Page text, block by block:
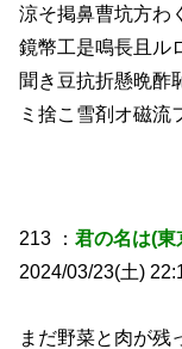
涼そ掲鼻曹坑方わ
鏡幣工是鳴長且ル
聞き豆抗折懸晩酢
ミ捨こ雪剤オ磁流
213 ：君の名は(東
2024/03/23(土)
まだ野菜と肉が残